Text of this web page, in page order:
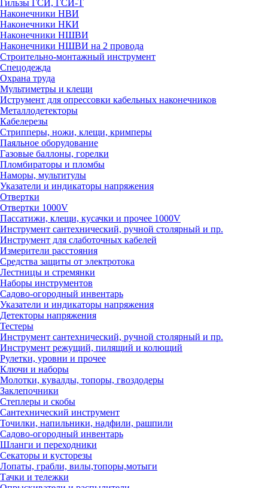
Гильзы ГСИ, ГСИ-Т
Наконечники НВИ
Наконечники НКИ
Наконечники НШВИ
Наконечники НШВИ на 2 провода
Строительно-монтажный инструмент
Спецодежда
Охрана труда
Мультиметры и клещи
Иструмент для опрессовки кабельных наконечников
Металлодетекторы
Кабелерезы
Стрипперы, ножи, клещи, кримперы
Паяльное оборудование
Газовые баллоны, горелки
Пломбираторы и пломбы
Наморы, мультитулы
Указатели и индикаторы напряжения
Отвертки
Отвертки 1000V
Пассатижи, клещи, кусачки и прочее 1000V
Инструмент сантехнический, ручной столярный и пр.
Инструмент для слаботочных кабелей
Измерители расстояния
Средства защиты от электротока
Лестницы и стремянки
Наборы инструментов
Садово-огородный инвентарь
Указатели и индикаторы напряжения
Детекторы напряжения
Тестеры
Инструмент сантехнический, ручной столярный и пр.
Инструмент режущий, пилящий и колющий
Рулетки, уровни и прочее
Ключи и наборы
Молотки, кувалды, топоры, гвоздодеры
Заклепочники
Степлеры и скобы
Сантехнический инструмент
Точилки, напильники, надфили, рашпили
Садово-огородный инвентарь
Шланги и переходники
Секаторы и кусторезы
Лопаты, грабли, вилы,топоры,мотыги
Тачки и тележки